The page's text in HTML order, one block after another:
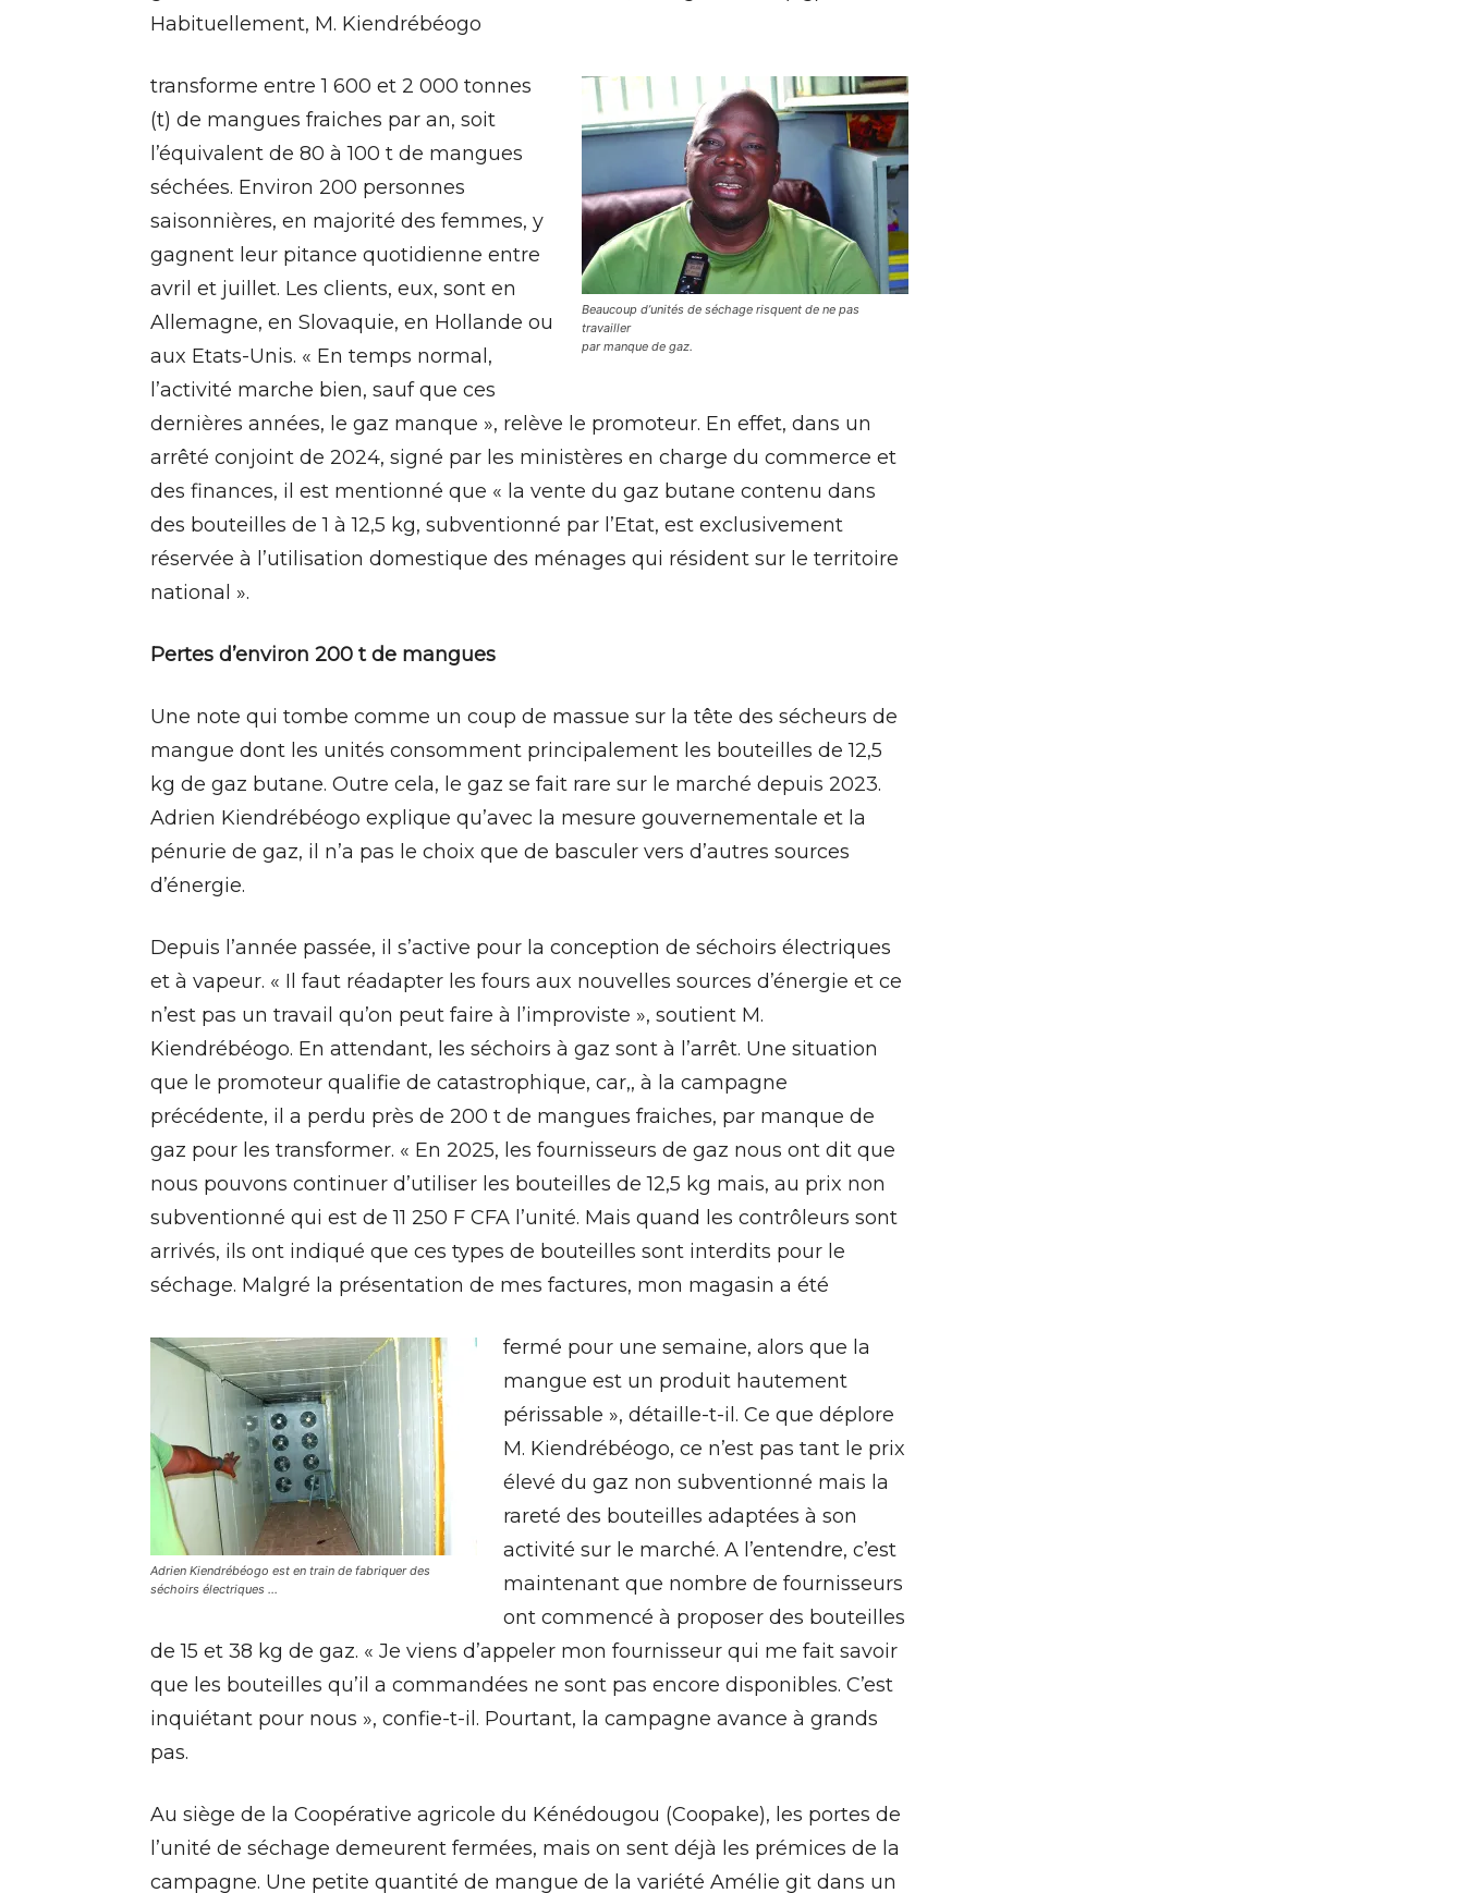
Habituellement, M. Kiendrébéogo
Beaucoup d’unités de séchage risquent de ne pas
travailler
par manque de gaz.
transforme entre 1 600 et 2 000 tonnes
(t) de mangues fraiches par an, soit
l’équivalent de 80 à 100 t de mangues
séchées. Environ 200 personnes
saisonnières, en majorité des femmes, y
gagnent leur pitance quotidienne entre
avril et juillet. Les clients, eux, sont en
Allemagne, en Slovaquie, en Hollande ou
aux Etats-Unis. « En temps normal,
l’activité marche bien, sauf que ces
dernières années, le gaz manque », relève le promoteur. En effet, dans un
arrêté conjoint de 2024, signé par les ministères en charge du commerce et
des finances, il est mentionné que « la vente du gaz butane contenu dans
des bouteilles de 1 à 12,5 kg, subventionné par l’Etat, est exclusivement
réservée à l’utilisation domestique des ménages qui résident sur le territoire
national ».
Pertes d’environ 200 t de mangues
Une note qui tombe comme un coup de massue sur la tête des sécheurs de
mangue dont les unités consomment principalement les bouteilles de 12,5
kg de gaz butane. Outre cela, le gaz se fait rare sur le marché depuis 2023.
Adrien Kiendrébéogo explique qu’avec la mesure gouvernementale et la
pénurie de gaz, il n’a pas le choix que de basculer vers d’autres sources
d’énergie.
Depuis l’année passée, il s’active pour la conception de séchoirs électriques
et à vapeur. « Il faut réadapter les fours aux nouvelles sources d’énergie et ce
n’est pas un travail qu’on peut faire à l’improviste », soutient M.
Kiendrébéogo. En attendant, les séchoirs à gaz sont à l’arrêt. Une situation
que le promoteur qualifie de catastrophique, car,, à la campagne
précédente, il a perdu près de 200 t de mangues fraiches, par manque de
gaz pour les transformer. « En 2025, les fournisseurs de gaz nous ont dit que
nous pouvons continuer d’utiliser les bouteilles de 12,5 kg mais, au prix non
subventionné qui est de 11 250 F CFA l’unité. Mais quand les contrôleurs sont
arrivés, ils ont indiqué que ces types de bouteilles sont interdits pour le
séchage. Malgré la présentation de mes factures, mon magasin a été
Adrien Kiendrébéogo est en train de fabriquer des
séchoirs électriques …
fermé pour une semaine, alors que la
mangue est un produit hautement
périssable », détaille-t-il. Ce que déplore
M. Kiendrébéogo, ce n’est pas tant le prix
élevé du gaz non subventionné mais la
rareté des bouteilles adaptées à son
activité sur le marché. A l’entendre, c’est
maintenant que nombre de fournisseurs
ont commencé à proposer des bouteilles
de 15 et 38 kg de gaz. « Je viens d’appeler mon fournisseur qui me fait savoir
que les bouteilles qu’il a commandées ne sont pas encore disponibles. C’est
inquiétant pour nous », confie-t-il. Pourtant, la campagne avance à grands
pas.
Au siège de la Coopérative agricole du Kénédougou (Coopake), les portes de
l’unité de séchage demeurent fermées, mais on sent déjà les prémices de la
campagne. Une petite quantité de mangue de la variété Amélie git dans un